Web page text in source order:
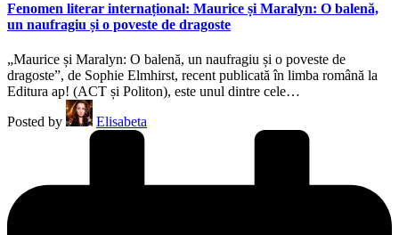
Fenomen literar internațional: Maurice și Maralyn: O balenă,
un naufragiu și o poveste de dragoste
„Maurice și Maralyn: O balenă, un naufragiu și o poveste de
dragoste”, de Sophie Elmhirst, recent publicată în limba română la
Editura ap! (ACT și Politon), este unul dintre cele…
Posted by
Elisabeta